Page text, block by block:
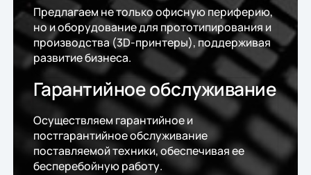
Предлагаем не только офисную периферию,
но и оборудование для прототипирования и
производства (3D-принтеры), поддерживая
развитие бизнеса.
Гарантийное обслуживание
Осуществляем гарантийное и
постгарантийное обслуживание
поставляемой техники, обеспечивая ее
бесперебойную работу.